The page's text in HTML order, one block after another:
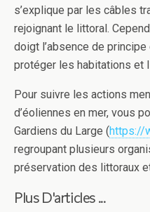
s’explique par les câbles
rejoignant le littoral.
doigt l’absence de
protéger les habitations et
Pour suivre les actions
d’éoliennes en mer, vous
Gardiens du Large (https://
regroupant plusieurs
préservation des littoraux
Plus D'articles ...